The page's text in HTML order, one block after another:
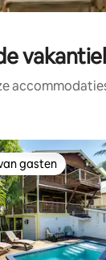
van gasten
gasten